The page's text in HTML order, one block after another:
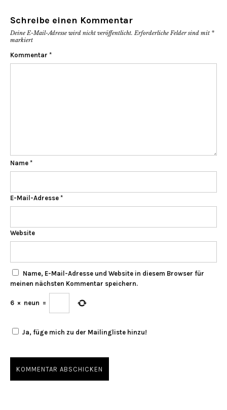
Schreibe einen Kommentar
Deine E-Mail-Adresse wird nicht veröffentlicht. Erforderliche Felder sind mit *
markiert
Kommentar *
Name *
E-Mail-Adresse *
Website
Name, E-Mail-Adresse und Website in diesem Browser für
meinen nächsten Kommentar speichern.
6 × neun =
Ja, füge mich zu der Mailingliste hinzu!